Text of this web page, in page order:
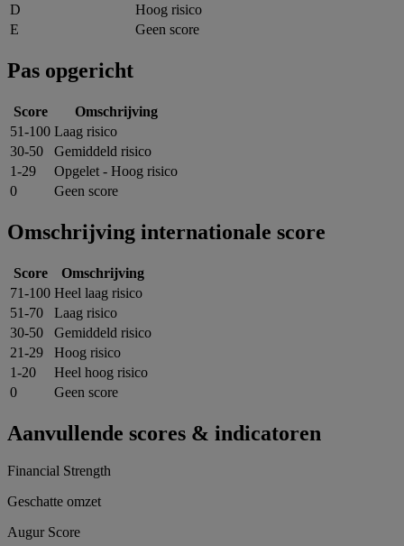
D
Hoog risico
E
Geen score
Pas opgericht
Score
Omschrijving
51-100 Laag risico
30-50
Gemiddeld risico
1-29
Opgelet - Hoog risico
0
Geen score
Omschrijving internationale score
Score
Omschrijving
71-100 Heel laag risico
51-70
Laag risico
30-50
Gemiddeld risico
21-29
Hoog risico
1-20
Heel hoog risico
0
Geen score
Aanvullende scores & indicatoren
Financial Strength
Geschatte omzet
Augur Score